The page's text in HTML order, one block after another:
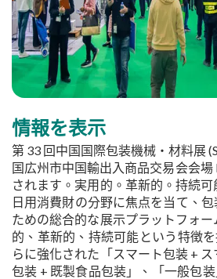
情報を表示
第 33 回中国国際包装機械・材料展
国広州市中国輸出入商品交易会会場
されます。実用的。革新的。持続
日用消費財の分野に焦点を当て、
ための総合的な展示プラットフォ
的、革新的、持続可能という特徴
らに強化された「スマート包装 +
包装 + 既製食品包装」、「一般包